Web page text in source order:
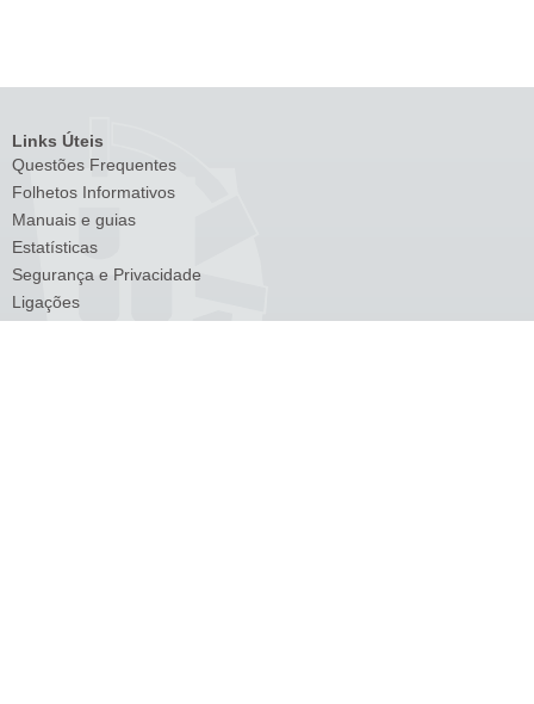
Links Úteis
Questões Frequentes
Folhetos Informativos
Manuais e guias
Estatísticas
Segurança e Privacidade
Ligações